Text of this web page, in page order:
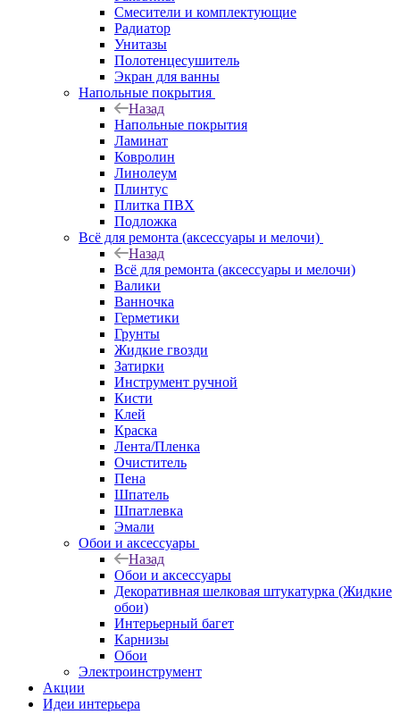
Смесители и комплектующие
Радиатор
Унитазы
Полотенцесушитель
Экран для ванны
Напольные покрытия
Назад
Напольные покрытия
Ламинат
Ковролин
Линолеум
Плинтус
Плитка ПВХ
Подложка
Всё для ремонта (аксессуары и мелочи)
Назад
Всё для ремонта (аксессуары и мелочи)
Валики
Ванночка
Герметики
Грунты
Жидкие гвозди
Затирки
Инструмент ручной
Кисти
Клей
Краска
Лента/Пленка
Очиститель
Пена
Шпатель
Шпатлевка
Эмали
Обои и аксессуары
Назад
Обои и аксессуары
Декоративная шелковая штукатурка (Жидкие
обои)
Интерьерный багет
Карнизы
Обои
Электроинструмент
Акции
Идеи интерьера